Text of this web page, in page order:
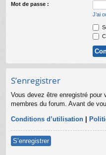
Mot de passe :
J’ai
S’enregistrer
Vous devez être enregistré pour
membres du forum. Avant de
Conditions d’utilisation |
S’enregistrer